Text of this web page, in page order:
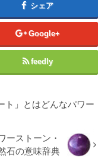
シェア
Google+
feedly
ト」とはどんなパワー
ーストーン・
石の意味辞典